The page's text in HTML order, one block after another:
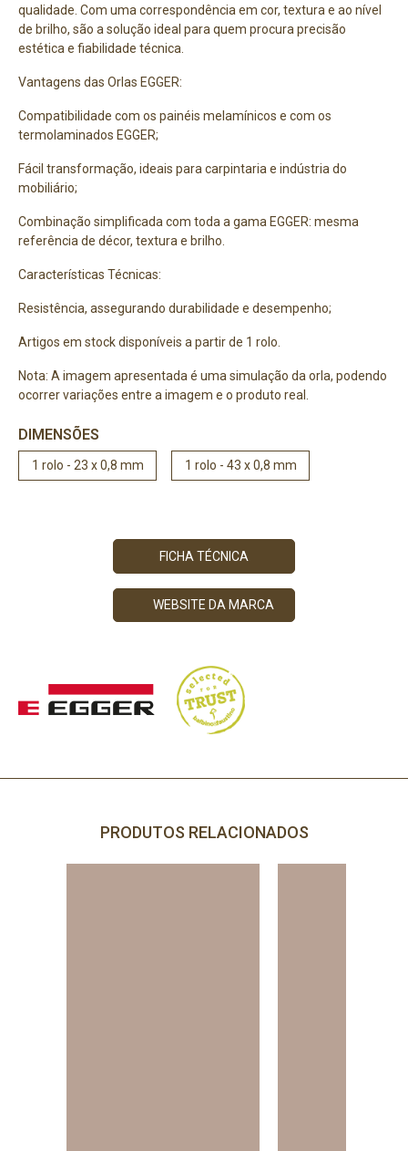
qualidade. Com uma correspondência em cor, textura e ao nível
de brilho, são a solução ideal para quem procura precisão
estética e fiabilidade técnica.
Vantagens das Orlas EGGER:
Compatibilidade com os painéis melamínicos e com os
termolaminados EGGER;
Fácil transformação, ideais para carpintaria e indústria do
mobiliário;
Combinação simplificada com toda a gama EGGER: mesma
referência de décor, textura e brilho.
Características Técnicas:
Resistência, assegurando durabilidade e desempenho;
Artigos em stock disponíveis a partir de 1 rolo.
Nota: A imagem apresentada é uma simulação da orla, podendo
ocorrer variações entre a imagem e o produto real.
DIMENSÕES
1 rolo - 23 x 0,8 mm 1 rolo - 43 x 0,8 mm
FICHA TÉCNICA
WEBSITE DA MARCA
PRODUTOS RELACIONADOS